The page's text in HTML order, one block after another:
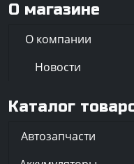
О магазине
О компании
Новости
Каталог
Автозапчасти